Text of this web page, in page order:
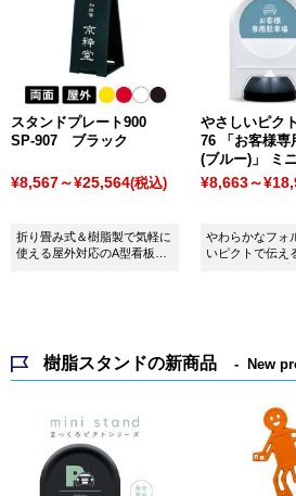
スタンドプレート900
SP-907 ブラック
¥8,567～¥25,564(税込)
折り畳み式＆樹脂製で気軽に
使える屋外対応のA型看板
やさしいピク
76 「お客様専
(ブルー)」 ミ
¥8,663～
やわらかなフォ
いピクトで伝え
樹脂スタンドの新商品 New